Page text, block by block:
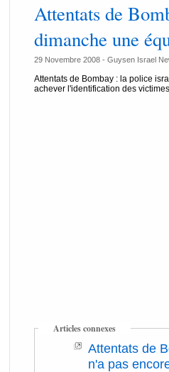
Attentats de
dimanche une
29 Novembre 2008 - Guysen Israel
Attentats de Bombay : la police
achever l'identification des
Articles connexes
Attentats de
n'a pas